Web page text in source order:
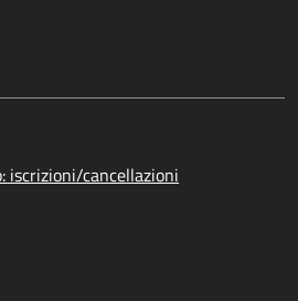
iscrizioni/cancellazioni